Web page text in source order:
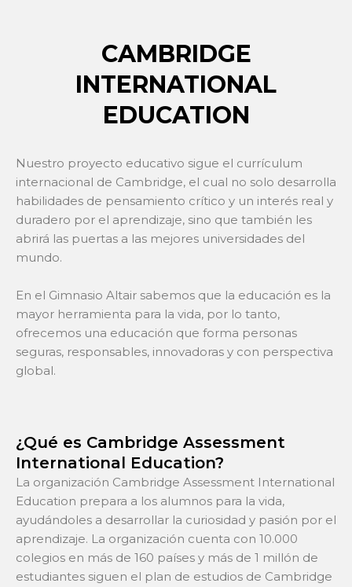
CAMBRIDGE
INTERNATIONAL
EDUCATION
Nuestro proyecto educativo sigue el currículum
internacional de Cambridge, el cual no solo desarrolla
habilidades de pensamiento crítico y un interés real y
duradero por el aprendizaje, sino que también les
abrirá las puertas a las mejores universidades del
mundo.
En el Gimnasio Altair sabemos que la educación es la
mayor herramienta para la vida, por lo tanto,
ofrecemos una educación que forma personas
seguras, responsables, innovadoras y con perspectiva
global.
¿Qué es Cambridge Assessment
International Education?
La organización Cambridge Assessment International
Education prepara a los alumnos para la vida,
ayudándoles a desarrollar la curiosidad y pasión por el
aprendizaje. La organización cuenta con 10.000
colegios en más de 160 países y más de 1 millón de
estudiantes siguen el plan de estudios de Cambridge